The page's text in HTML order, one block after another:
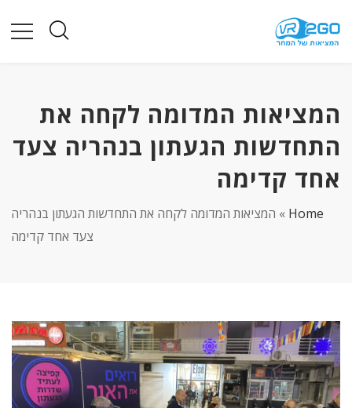
המציאות המדומה לקחה את
התחדשות הגעתון בנהריה צעד
אחד קדימה
Home
» המציאות המדומה לקחה את התחדשות הגעתון בנהריה
צעד אחד קדימה